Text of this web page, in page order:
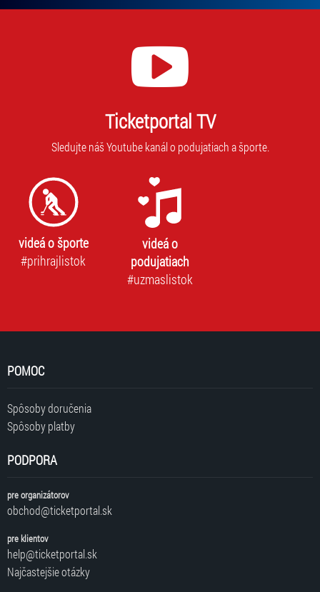
Ticketportal TV
Sledujte náš Youtube kanál o podujatiach a športe.
videá o športe
#prihrajlistok
videá o
podujatiach
#uzmaslistok
POMOC
Spôsoby doručenia
Spôsoby platby
PODPORA
pre organizátorov
obchod@ticketportal.sk
pre klientov
help@ticketportal.sk
Najčastejšie otázky